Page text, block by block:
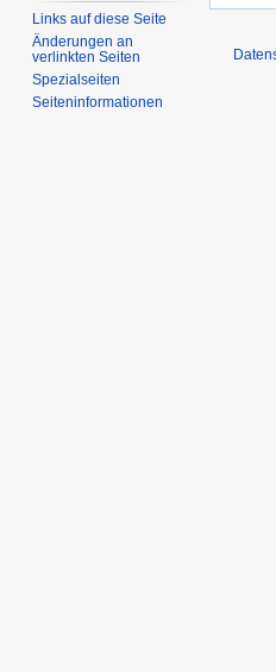
Links auf diese Seite
Änderungen an
verlinkten Seiten
Spezialseiten
Seiten­­informationen